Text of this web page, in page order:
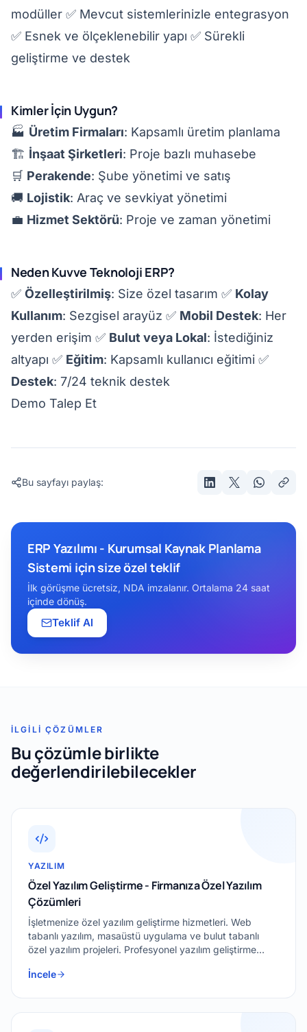
modüller ✅ Mevcut sistemlerinizle entegrasyon
✅ Esnek ve ölçeklenebilir yapı ✅ Sürekli
geliştirme ve destek
Kimler İçin Uygun?
🏭 Üretim Firmaları: Kapsamlı üretim planlama
🏗️ İnşaat Şirketleri: Proje bazlı muhasebe
🛒 Perakende: Şube yönetimi ve satış
🚚 Lojistik: Araç ve sevkiyat yönetimi
💼 Hizmet Sektörü: Proje ve zaman yönetimi
Neden Kuvve Teknoloji ERP?
✅ Özelleştirilmiş: Size özel tasarım ✅ Kolay
Kullanım: Sezgisel arayüz ✅ Mobil Destek: Her
yerden erişim ✅ Bulut veya Lokal: İstediğiniz
altyapı ✅ Eğitim: Kapsamlı kullanıcı eğitimi ✅
Destek: 7/24 teknik destek
Demo Talep Et
Bu sayfayı paylaş:
ERP Yazılımı - Kurumsal Kaynak Planlama
Sistemi için size özel teklif
İlk görüşme ücretsiz, NDA imzalanır. Ortalama 24 saat
içinde dönüş.
Teklif Al
İLGILI ÇÖZÜMLER
Bu çözümle birlikte
değerlendirilebilecekler
YAZILIM
Özel Yazılım Geliştirme - Firmanıza Özel Yazılım
Çözümleri
İşletmenize özel yazılım geliştirme hizmetleri. Web
tabanlı yazılım, masaüstü uygulama ve bulut tabanlı
özel yazılım projeleri. Profesyonel yazılım geliştirme
İncele